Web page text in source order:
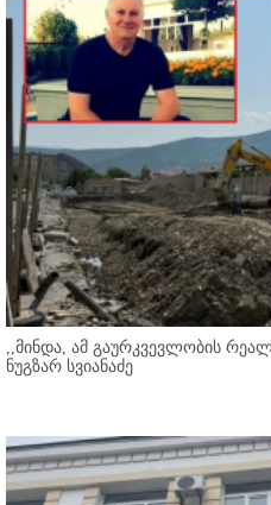
,,მინდა, ამ გაურკვევლობის
ნუგზარ სვიანაძე